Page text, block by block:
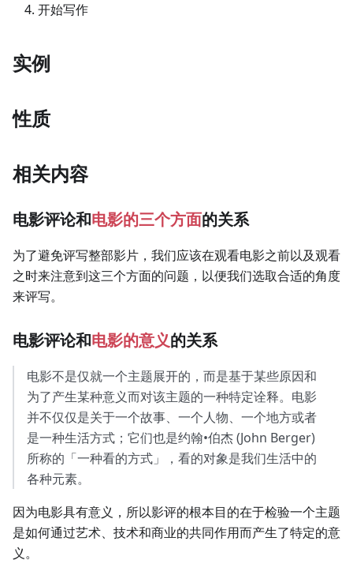
开始写作
实例
性质
相关内容
电影评论和电影的三个方面的关系
为了避免评写整部影片，我们应该在观看电影之前以及观看
之时来注意到这三个方面的问题，以便我们选取合适的角度
来评写。
电影评论和电影的意义的关系
电影不是仅就一个主题展开的，而是基于某些原因和
为了产生某种意义而对该主题的一种特定诠释。电影
并不仅仅是关于一个故事、一个人物、一个地方或者
是一种生活方式；它们也是约翰•伯杰 (John Berger)
所称的「一种看的方式」，看的对象是我们生活中的
各种元素。
因为电影具有意义，所以影评的根本目的在于检验一个主题
是如何通过艺术、技术和商业的共同作用而产生了特定的意
义。